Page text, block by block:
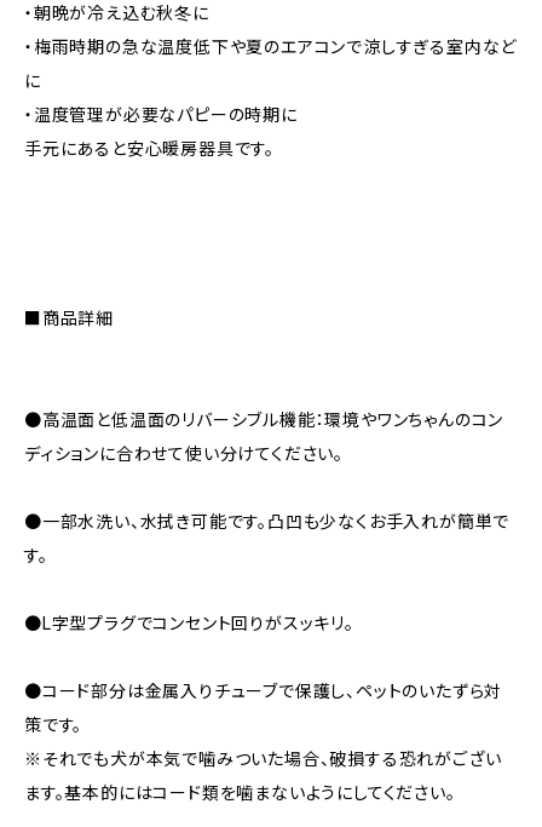
・朝晩が冷え込む秋冬に
・梅雨時期の急な温度低下や夏のエアコンで涼しすぎる室内など
に
・温度管理が必要なパピーの時期に
手元にあると安心暖房器具です。
■商品詳細
●高温面と低温面のリバーシブル機能：環境やワンちゃんのコン
ディションに合わせて使い分けてください。
●一部水洗い、水拭き可能です。凸凹も少なくお手入れが簡単で
す。
●L字型プラグでコンセント回りがスッキリ。
●コード部分は金属入りチューブで保護し、ペットのいたずら対
策です。
※それでも犬が本気で噛みついた場合、破損する恐れがござい
ます。基本的にはコード類を噛まないようにしてください。